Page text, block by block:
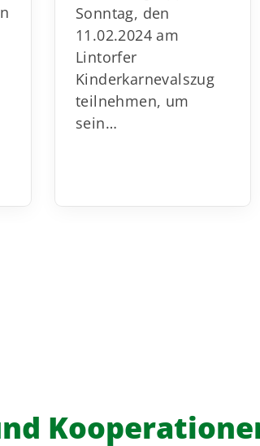
Sonntag, den
11.02.2024 am
Lintorfer
Kinderkarnevalszug
teilnehmen, um
sein…